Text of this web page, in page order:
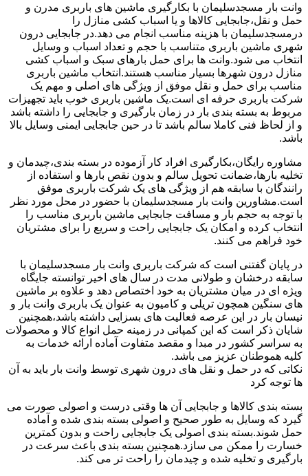
وانت بار مسجدسلیمان با بکارگیری ماشین های باربری مدرن و
حمل و نقل،جابجایی کالاها و یا اسباب کشی منازل را
درمسجدسلیمان با هزینه مناسب انجام می دهد.در جابجایی درون
شهری ماشین باربری متناسب با حجم و تعداد اسباب و وسایل
انتخاب می شود.وانت ها برای حمل بارهای سبک و اسباب کشی
منازل درون شهرها بسیار مناسب هستند.انتخاب ماشین باربری
مناسب برای حمل و نقل موفق از ویژگی های اصلی و مهم یک
شرکت باربری حرفه ای است.یک ماشین باربری خوب باید تجهیزات
مربوط به بسته بندی بار در زمان بارگیری و جابجایی را داشته باشد
و از لحاظ فنی کاملا سالم باشد تا در حین جابجایی ایمنی وسایل بالا
باشد.
مشاوره رایگان،بکارگیری افراد کار آزموده در بسته بندی،چیدمان و
تخلیه بارها،ضمانت تحویل سالم و بدون نقص بارها و استفاده از
رانندگان با سابقه هم از ویژگی های یک شرکت باربری موفق
است.مشاورین وانت بار مسجدسلیمان با حضور در محل مورد نظر
با توجه به حجم بار و مسافت جابجایی ماشین باربری مناسب را
انتخاب کرده و امکان یک جابجایی راحت و سریع را برای مشتریان
خود فراهم می کنند.
در پایان گفتنی است که شرکت باربری وانت بار مسجدسلیمان با
سابقه درخشان و طولانی مدت در سال های اخیر توانسته جایگاه
ویژه ای در میان مشتریان به خود اختصاص دهد و علاوه بر ماشین
های سنگین همچون تریلی و کامیون به عنوان یک باربری وانت بار و
نیسان بار در این عرصه فعالیت های بسزایی داشته باشد،همچنین
شایان ذکر است که این کمپانی در زمینه حمل انواع کالا و محصولات
به سراسر کشور در مبدا و مقصد متفاوت آماده ارائه خدمات به
کلیه هموطنان عزیز می باشد.
نکاتی که در حمل و نقل های درون شهری توسط وانت بار باید به آن
ها توجه کرد
بسته بندی کالاها و جابجایی آن ها وقتی درست و اصولی صورت می
گیرد که وسایل به طور صحیح و اصولی بسته بندی شده و آماده
حمل شوند.بسته بندی اصولی یک جابجایی راحت و بدون کمترین
خسارت را ممکن می سازد.همچنین بسته بندی باعث سرعت در
بارگیری و تخلیه شده و چیدمان را راحت تر می کند.